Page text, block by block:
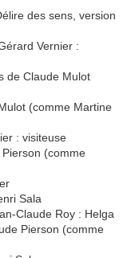
des sens, version
Vernier :
de Claude Mulot
(comme Martine
: visiteuse
(comme
Sala
Claude Roy : Helga
Pierson (comme